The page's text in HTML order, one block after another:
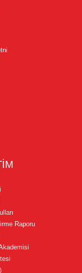
Raporu